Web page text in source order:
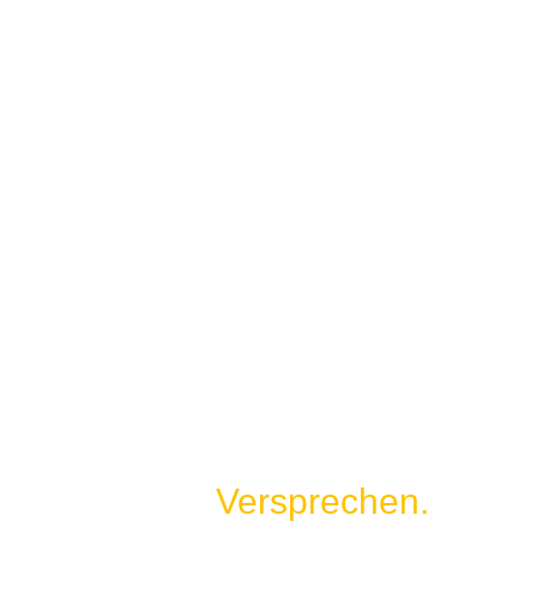
Versprechen.